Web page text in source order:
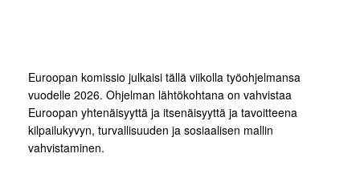
Euroopan komissio julkaisi tällä viikolla työohjelmansa
vuodelle 2026. Ohjelman lähtökohtana on vahvistaa
Euroopan yhtenäisyyttä ja itsenäisyyttä ja tavoitteena
kilpailukyvyn, turvallisuuden ja sosiaalisen mallin
vahvistaminen.